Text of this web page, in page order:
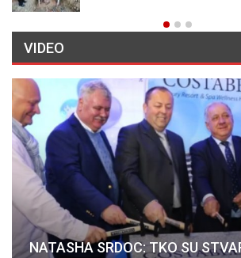
VIDEO
NATASHA SRDOC: TKO SU